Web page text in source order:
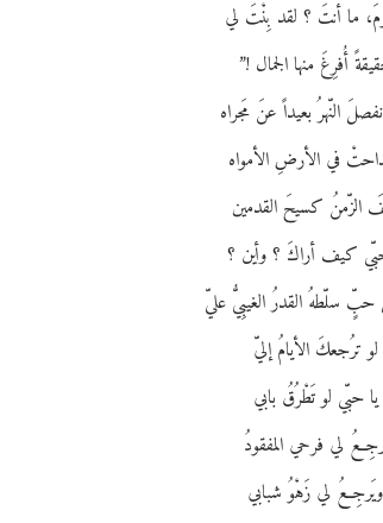
ما أنتَ ؟ لقد بِنْتَ لي
أُفرِغَ منها الجمال !”
النّهرُ بعيداً عنَ مَجراه
في الأرضِ الأمواه
الزّمنُ كسيحَ القدمين
كيف أراكَ ؟ وأين ؟
حبٍّ سلّطهُ القدرُ الغيبِيُّ عليّ
لو ترُجعكَ الأيامُ إليّ
يا حبّي لو تَطْرُقُ بابي
لي فرحي المفقودُ
ويَرجِعُ لي زَهْوُ شبابي